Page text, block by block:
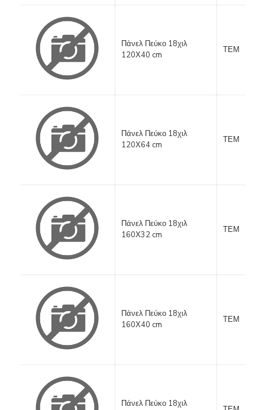
Πάνελ Πεύκο 18χιλ
120Χ40 cm
ΤΕΜ
Πάνελ Πεύκο 18χιλ
120Χ64 cm
ΤΕΜ
Πάνελ Πεύκο 18χιλ
160Χ32 cm
ΤΕΜ
Πάνελ Πεύκο 18χιλ
160Χ40 cm
ΤΕΜ
Πάνελ Πεύκο 18χιλ